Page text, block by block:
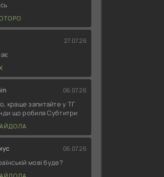
27.07.26
06.07.26
краще запитайте у ТГ
що робила Субтитри
06.07.26
мові буде?